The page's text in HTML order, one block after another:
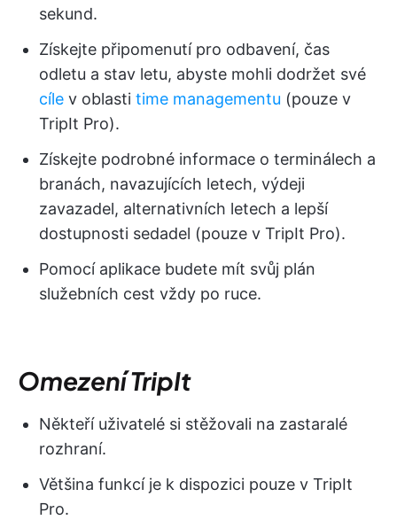
sekund.
Získejte připomenutí pro odbavení, čas
odletu a stav letu, abyste mohli dodržet své
cíle v oblasti time managementu (pouze v
TripIt Pro).
Získejte podrobné informace o terminálech a
branách, navazujících letech, výdeji
zavazadel, alternativních letech a lepší
dostupnosti sedadel (pouze v TripIt Pro).
Pomocí aplikace budete mít svůj plán
služebních cest vždy po ruce.
Omezení TripIt
Někteří uživatelé si stěžovali na zastaralé
rozhraní.
Většina funkcí je k dispozici pouze v TripIt
Pro.